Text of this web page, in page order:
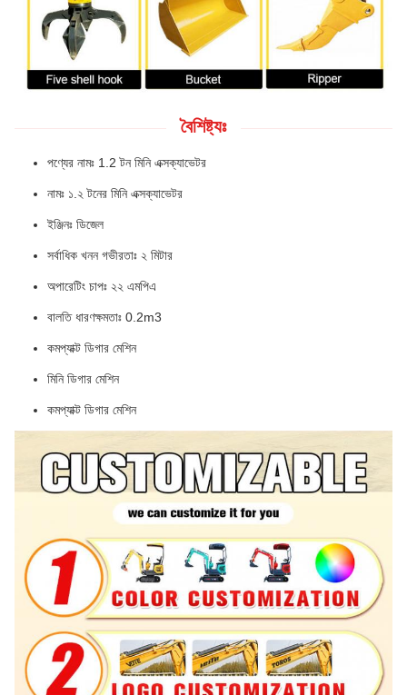
বৈশিষ্ট্যঃ
পণ্যের নামঃ 1.2 টন মিনি এক্সক্যাভেটর
নামঃ ১.২ টনের মিনি এক্সক্যাভেটর
ইঞ্জিনঃ ডিজেল
সর্বাধিক খনন গভীরতাঃ ২ মিটার
অপারেটিং চাপঃ ২২ এমপিএ
বালতি ধারণক্ষমতাঃ 0.2m3
কমপ্যাক্ট ডিগার মেশিন
মিনি ডিগার মেশিন
কমপ্যাক্ট ডিগার মেশিন